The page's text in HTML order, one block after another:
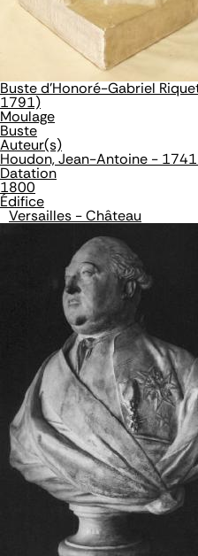
Buste d'Honoré-Gabriel
1791)
Moulage
Buste
Auteur(s)
Houdon, Jean-Antoine -
Datation
1800
Édifice
Versailles - Château